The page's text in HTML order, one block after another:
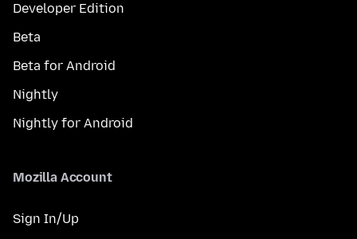
Developer Edition
Beta
Beta for Android
Nightly
Nightly for Android
Mozilla Account
Sign In/Up